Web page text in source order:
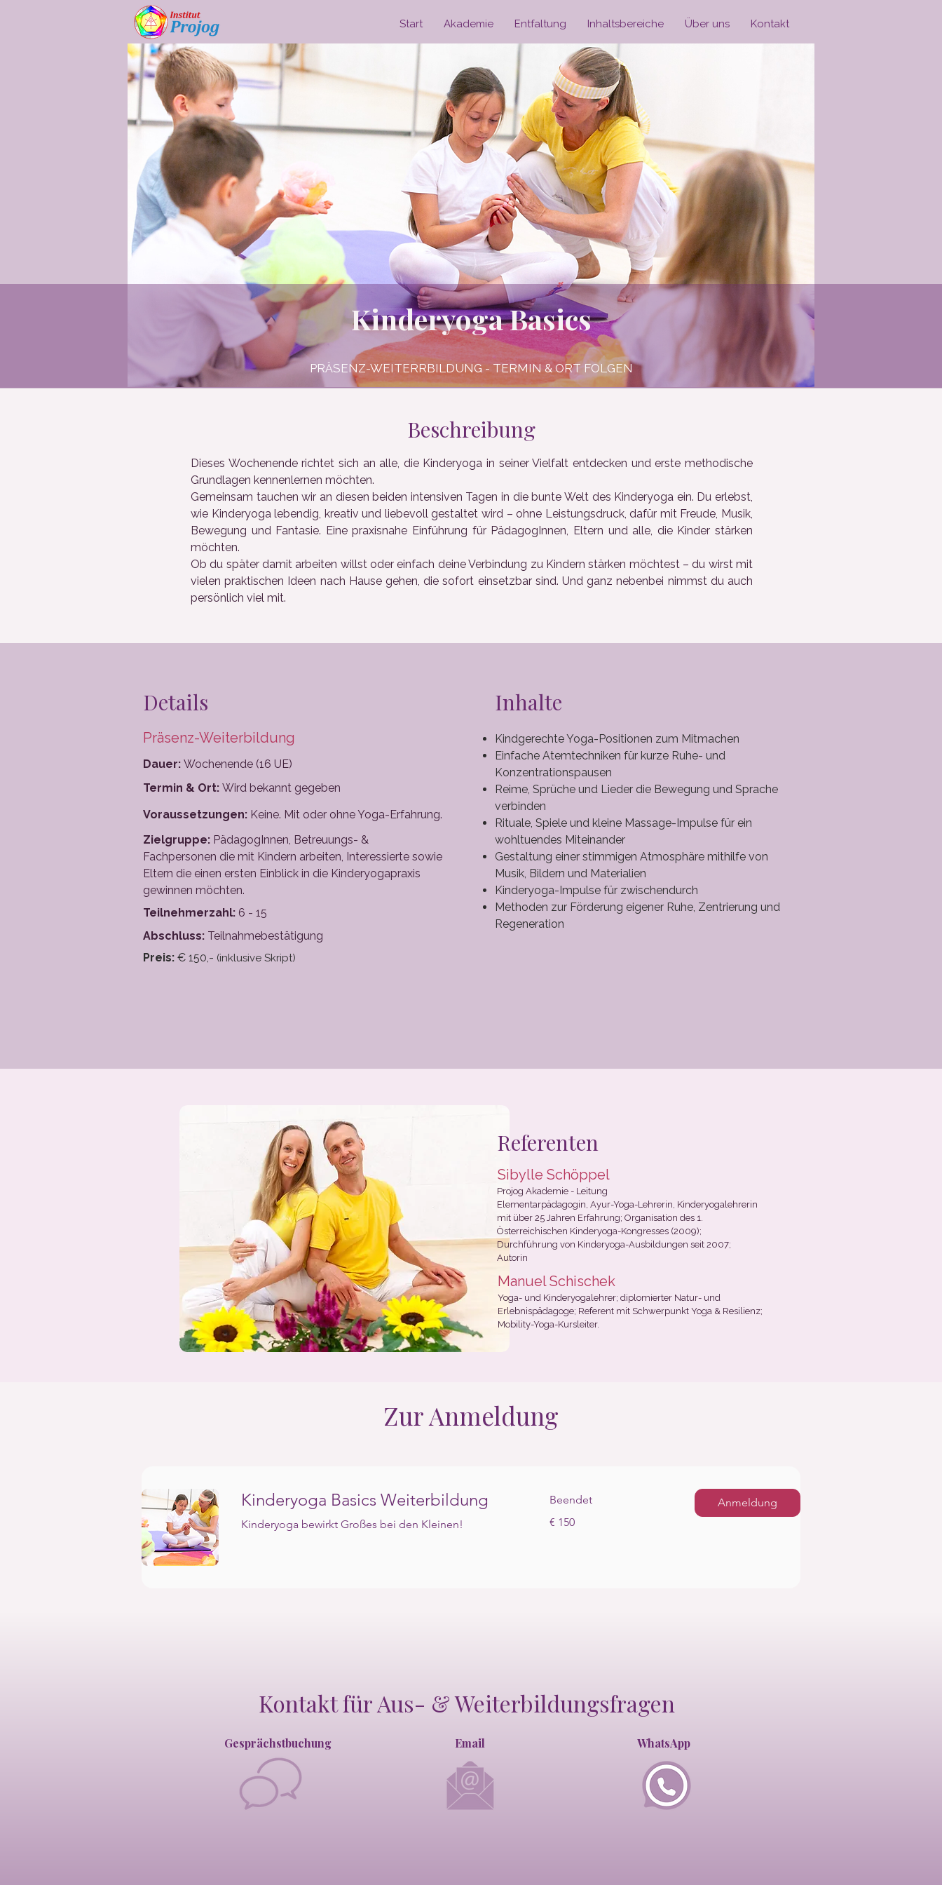
Start Akademie Entfaltung Inhaltsbereiche Über uns Kontakt
Kinderyoga Basics
PRÄSENZ-WEITERRBILDUNG - TERMIN & ORT FOLGEN
Beschreibung
Dieses Wochenende richtet sich an alle, die Kinderyoga in seiner Vielfalt entdecken und erste methodische
Grundlagen kennenlernen möchten.
Gemeinsam tauchen wir an diesen beiden intensiven Tagen in die bunte Welt des Kinderyoga ein. Du erlebst,
wie Kinderyoga lebendig, kreativ und liebevoll gestaltet wird – ohne Leistungsdruck, dafür mit Freude, Musik,
Bewegung und Fantasie. Eine praxisnahe Einführung für PädagogInnen, Eltern und alle, die Kinder stärken
möchten.
Ob du später damit arbeiten willst oder einfach deine Verbindung zu Kindern stärken möchtest – du wirst mit
vielen praktischen Ideen nach Hause gehen, die sofort einsetzbar sind. Und ganz nebenbei nimmst du auch
persönlich viel mit.
Details
Präsenz-Weiterbildung
Dauer: Wochenende (16 UE)
Termin & Ort: Wird bekannt gegeben
Voraussetzungen: Keine. Mit oder ohne Yoga-Erfahrung.
Zielgruppe: PädagogInnen, Betreuungs- &
Fachpersonen die mit Kindern arbeiten, Interessierte sowie
Eltern die einen ersten Einblick in die Kinderyogapraxis
gewinnen möchten.
Teilnehmerzahl: 6 - 15
Abschluss: Teilnahmebestätigung
Preis: € 150,- (inklusive Skript)
Inhalte
Kindgerechte Yoga-Positionen zum Mitmachen
Einfache Atemtechniken für kurze Ruhe- und
Konzentrationspausen
Reime, Sprüche und Lieder die Bewegung und Sprache
verbinden
Rituale, Spiele und kleine Massage-Impulse für ein
wohltuendes Miteinander
Gestaltung einer stimmigen Atmosphäre mithilfe von
Musik, Bildern und Materialien
Kinderyoga-Impulse für zwischendurch
Methoden zur Förderung eigener Ruhe, Zentrierung und
Regeneration
Referenten
Sibylle Schöppel
Projog Akademie - Leitung
Elementarpädagogin, Ayur-Yoga-Lehrerin, Kinderyogalehrerin
mit über 25 Jahren Erfahrung; Organisation des 1.
Österreichischen Kinderyoga-Kongresses (2009);
Durchführung von Kinderyoga-Ausbildungen seit 2007;
Autorin
Manuel Schischek
Yoga- und Kinderyogalehrer; diplomierter Natur- und
Erlebnispädagoge; Referent mit Schwerpunkt Yoga & Resilienz;
Mobility-Yoga-Kursleiter.
Zur Anmeldung
Kinderyoga Basics Weiterbildung
Kinderyoga bewirkt Großes bei den Kleinen!
Beendet
Euro
€ 150
Anmeldung
Kontakt für Aus- & Weiterbildungsfragen
Gesprächstbuchung Email WhatsApp